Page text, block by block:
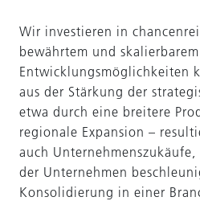
Wir investieren in
bewährtem und
Entwicklungsmöglichkeiten
aus der Stärkung der
etwa durch eine breitere
regionale Expansion –
auch
der Unternehmen
Konsolidierung in einer